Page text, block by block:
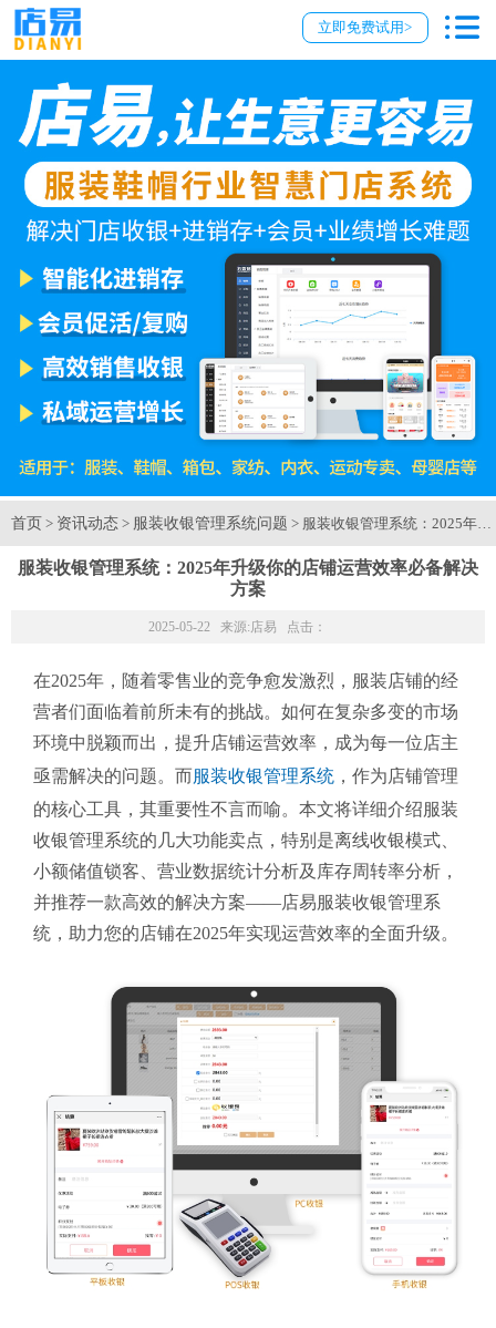
立即免费试用>
首页 > 资讯动态 > 服装收银管理系统问题 > 服装收银管理系统：2025年
服装收银管理系统：2025年升级你的店铺运营效率必备解决
方案
2025-05-22 来源:店易 点击：
在2025年，随着零售业的竞争愈发激烈，服装店铺的经
营者们面临着前所未有的挑战。如何在复杂多变的市场
环境中脱颖而出，提升店铺运营效率，成为每一位店主
亟需解决的问题。而服装收银管理系统 ，作为店铺管理
的核心工具，其重要性不言而喻。本文将详细介绍服装
收银管理系统的几大功能卖点，特别是离线收银模式、
小额储值锁客、营业数据统计分析及库存周转率分析，
并推荐一款高效的解决方案——店易服装收银管理系
统，助力您的店铺在2025年实现运营效率的全面升级。